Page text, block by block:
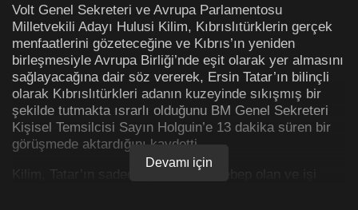
Volt Genel Sekreteri ve Avrupa Parlamentosu
Milletvekili Adayı Hulusi Kilim, Kıbrıslıtürklerin gerçek
menfaatlerini gözeteceğine ve Kıbrıs’ın yeniden
birleşmesiyle Avrupa Birliği’nde eşit olarak yer almasını
sağlayacağına dair söz vererek, Ersin Tatar’ın bilinçli
olarak Kıbrıslıtürkleri adanın kuzeyinde sıkışmış bir
şekilde tutmakta ısrarlı olduğunu BM Genel Sekreteri
Kişisel Temsilcisi Sayın Holguin’e 13 dakika süren bir
görüşmede aktardığını kaydetti.
Kilim, Tatar’ın sadece çıkmazlara sebep olan ve işi
Devamı için